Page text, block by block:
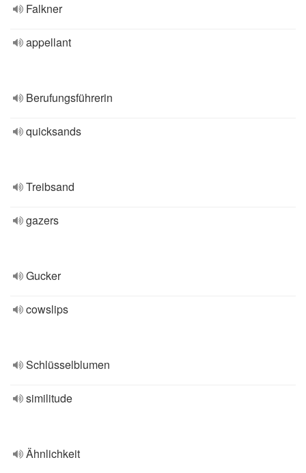
Falkner
appellant
Berufungsführerin
quicksands
Treibsand
gazers
Gucker
cowslips
Schlüsselblumen
similitude
Ähnlichkeit